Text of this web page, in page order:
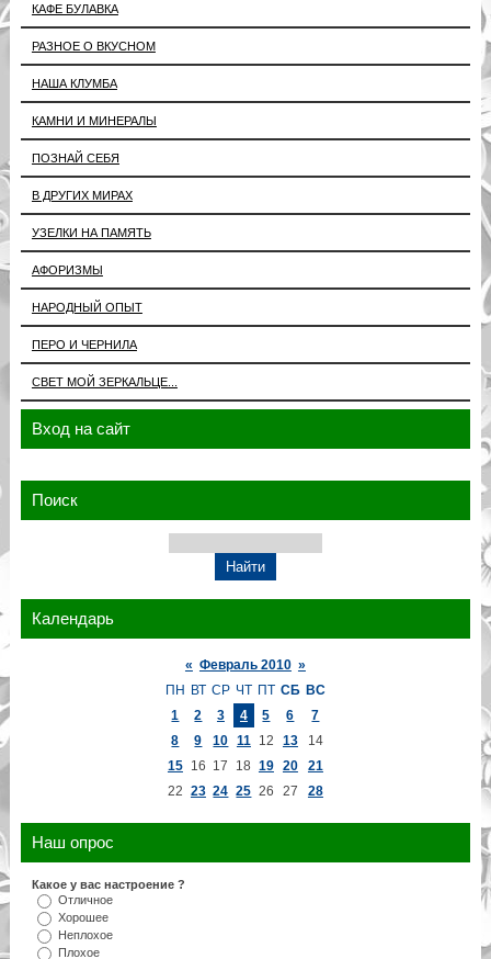
КАФЕ БУЛАВКА
РАЗНОЕ О ВКУСНОМ
НАША КЛУМБА
КАМНИ И МИНЕРАЛЫ
ПОЗНАЙ СЕБЯ
В ДРУГИХ МИРАХ
УЗЕЛКИ НА ПАМЯТЬ
АФОРИЗМЫ
НАРОДНЫЙ ОПЫТ
ПЕРО И ЧЕРНИЛА
СВЕТ МОЙ ЗЕРКАЛЬЦЕ...
Вход на сайт
Поиск
Календарь
« Февраль 2010 »
ПН ВТ СР ЧТ ПТ СБ ВС
1
2 3 4 5 6
7
8
9 10 11 12 13
14
15 16 17 18 19 20
21
22 23 24 25 26 27 28
Наш опрос
Какое у вас настроение ?
Отличное
Хорошее
Неплохое
Плохое